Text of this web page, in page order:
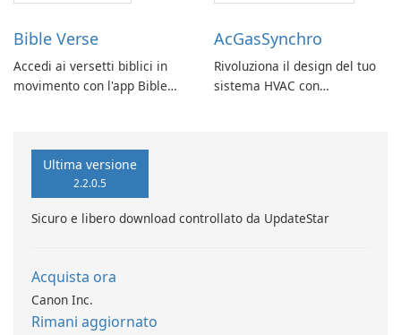
Bible Verse
Accedi ai versetti biblici in
movimento con l'app Bible
AcGasSynchro
Rivoluziona il design del tuo
sistema HVAC con
Ultima versione
2.2.0.5
Sicuro e libero download controllato da UpdateStar
Acquista ora
Canon Inc.
Rimani aggiornato